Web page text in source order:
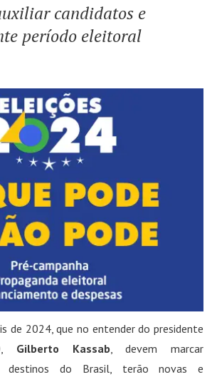
candidatos e
período eleitoral
de 2024, que no entender do presidente
Gilberto Kassab, devem marcar
destinos do Brasil, terão novas e